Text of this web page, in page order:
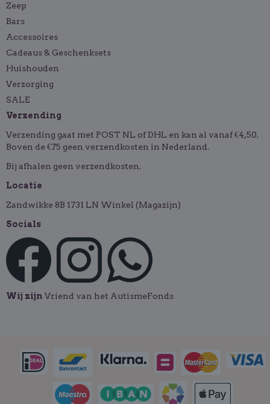
Zeep
Bars
Accessoires
Cadeaus & Geschenksets
Huishouden
Verzorging
SALE
Verzending
Verzending gaat met POST NL of DHL en kan al vanaf €4,50.
Boven de €75 geen verzendkosten in Nederland.
Bij afhalen geen verzendkosten.
Locatie
Zandwikke 8B 1731 LN Winkel (Magazijn)
Socials
Wij zijn Vriend van het AutismeFonds